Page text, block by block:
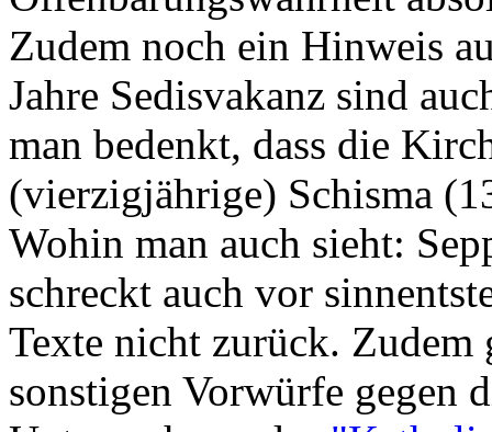
Zudem noch ein Hinweis
Jahre Sedisvakanz sind
man bedenkt, dass die
(vierzigjährige) Schisma
Wohin man auch sieht:
schreckt auch vor
Texte nicht zurück. Zudem
sonstigen Vorwürfe gegen